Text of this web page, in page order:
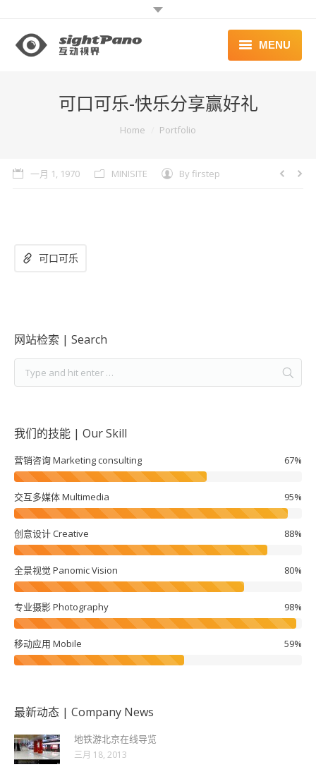
MENU
案例 | WORKS
可口可乐-快乐分享赢好礼
Home Portfolio
一月 1, 1970 MINISITE By firstep
可口可乐
网站检索 | Search
我们的技能 | Our Skill
营销咨询 Marketing consulting 67%
交互多媒体 Multimedia 95%
创意设计 Creative 88%
全景视觉 Panomic Vision 80%
专业摄影 Photography 98%
移动应用 Mobile 59%
最新动态 | Company News
地铁游北京在线导览
三月 18, 2013